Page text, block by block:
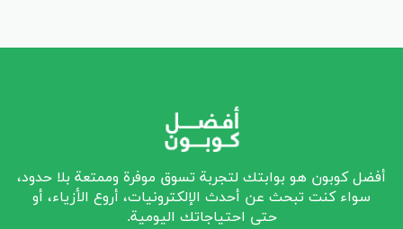
أفضل كوبون هو بوابتك لتجربة تسوق موفرة وممتعة بلا حدود،
سواء كنت تبحث عن أحدث الإلكترونيات، أروع الأزياء، أو
حتى احتياجاتك اليومية.